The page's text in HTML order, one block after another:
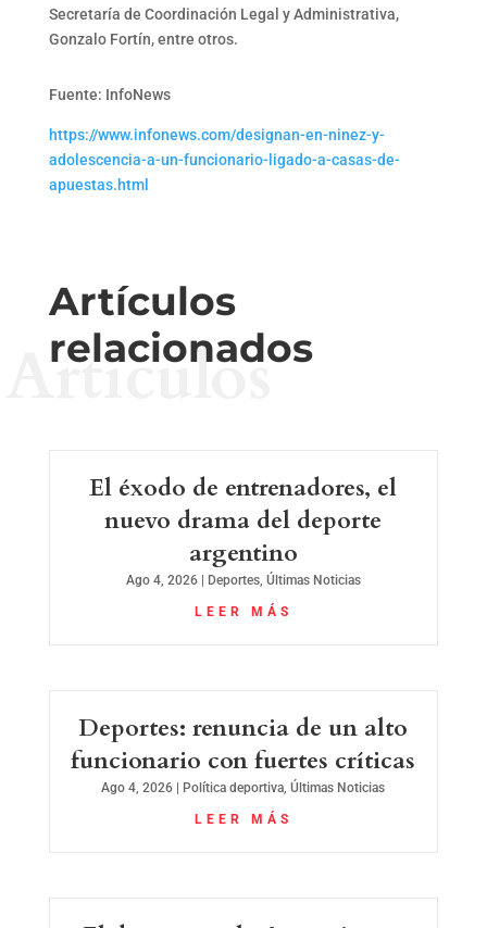
Secretaría de Coordinación Legal y Administrativa,
Gonzalo Fortín, entre otros.
Fuente: InfoNews
https://www.infonews.com/designan-en-ninez-y-
adolescencia-a-un-funcionario-ligado-a-casas-de-
apuestas.html
Artículos
relacionados
Artículos
El éxodo de entrenadores, el
nuevo drama del deporte
argentino
Ago 4, 2026| Deportes, Últimas Noticias
LEER MÁS
Deportes: renuncia de un alto
funcionario con fuertes críticas
Ago 4, 2026 Política deportiva,Últimas Noticias
LEER MÁS